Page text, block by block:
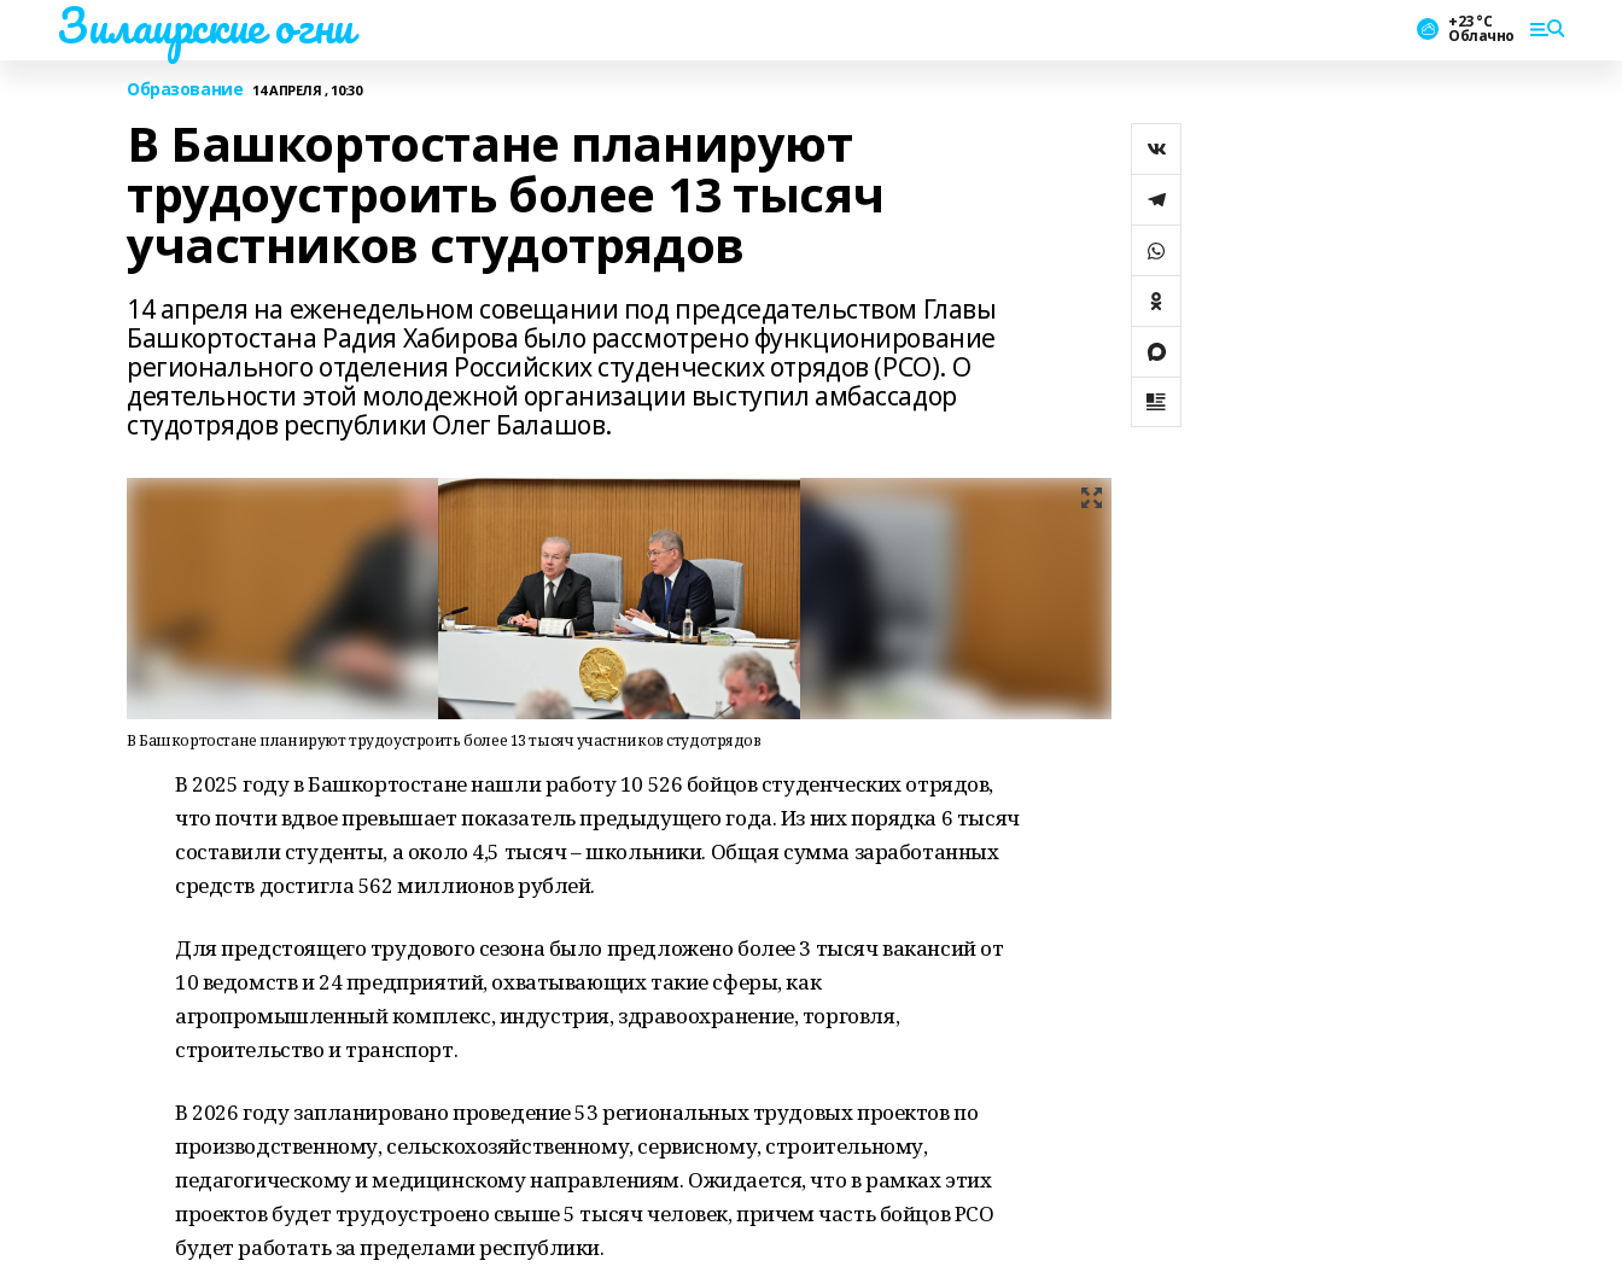
Зилаирские огни +23 °С
Облачно
Образование 14 АПРЕЛЯ , 10:30
В Башкортостане планируют
трудоустроить более 13 тысяч
участников студотрядов
14 апреля на еженедельном совещании под председательством Главы
Башкортостана Радия Хабирова было рассмотрено функционирование
регионального отделения Российских студенческих отрядов (РСО). О
деятельности этой молодежной организации выступил амбассадор
студотрядов республики Олег Балашов.
В Башкортостане планируют трудоустроить более 13 тысяч участников студотрядов
В 2025 году в Башкортостане нашли работу 10 526 бойцов студенческих отрядов,
что почти вдвое превышает показатель предыдущего года. Из них порядка 6 тысяч
составили студенты, а около 4,5 тысяч – школьники. Общая сумма заработанных
средств достигла 562 миллионов рублей.
Для предстоящего трудового сезона было предложено более 3 тысяч вакансий от
10 ведомств и 24 предприятий, охватывающих такие сферы, как
агропромышленный комплекс, индустрия, здравоохранение, торговля,
строительство и транспорт.
В 2026 году запланировано проведение 53 региональных трудовых проектов по
производственному, сельскохозяйственному, сервисному, строительному,
педагогическому и медицинскому направлениям. Ожидается, что в рамках этих
проектов будет трудоустроено свыше 5 тысяч человек, причем часть бойцов РСО
будет работать за пределами республики.